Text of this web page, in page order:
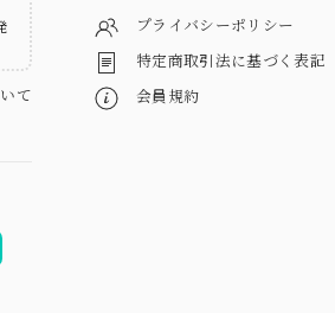
て
プライバシーポリシー
特定商取引法に基づく表記
会員規約